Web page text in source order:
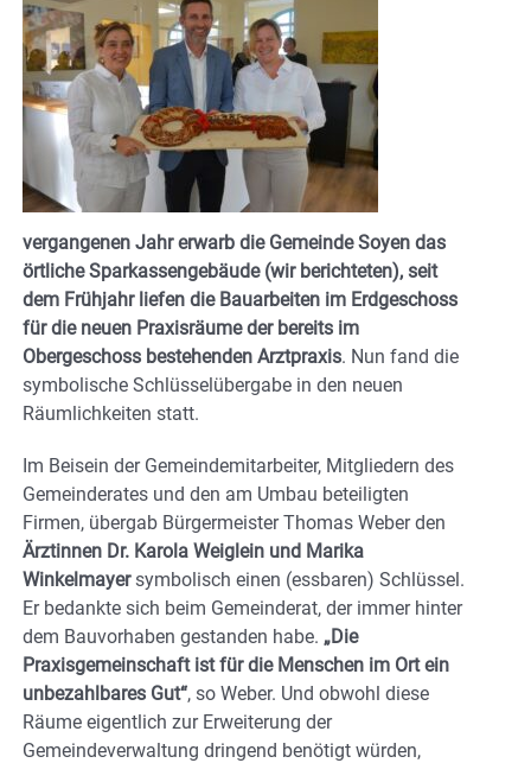
vergangenen Jahr erwarb die Gemeinde Soyen das
örtliche Sparkassengebäude (wir berichteten), seit
dem Frühjahr liefen die Bauarbeiten im Erdgeschoss
für die neuen Praxisräume der bereits im
Obergeschoss bestehenden Arztpraxis. Nun fand die
symbolische Schlüsselübergabe in den neuen
Räumlichkeiten statt.
Im Beisein der Gemeindemitarbeiter, Mitgliedern des
Gemeinderates und den am Umbau beteiligten
Firmen, übergab Bürgermeister Thomas Weber den
Ärztinnen Dr. Karola Weiglein und Marika
Winkelmayersymbolisch einen (essbaren) Schlüssel.
Er bedankte sich beim Gemeinderat, der immer hinter
dem Bauvorhaben gestanden habe. „Die
Praxisgemeinschaft ist für die Menschen im Ort ein
unbezahlbares Gut“, so Weber. Und obwohl diese
Räume eigentlich zur Erweiterung der
Gemeindeverwaltung dringend benötigt würden,